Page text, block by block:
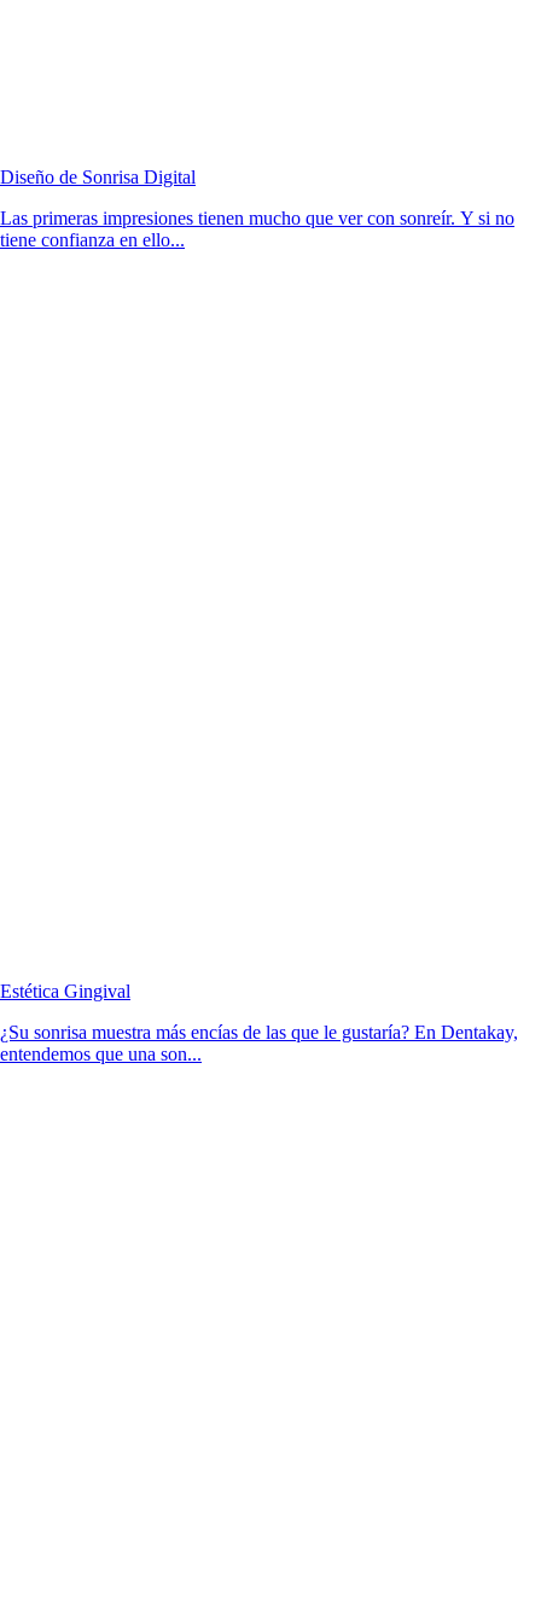
Diseño de Sonrisa Digital
Las primeras impresiones tienen mucho que ver con sonreír. Y si no
tiene confianza en ello...
Estética Gingival
¿Su sonrisa muestra más encías de las que le gustaría? En Dentakay,
entendemos que una son...